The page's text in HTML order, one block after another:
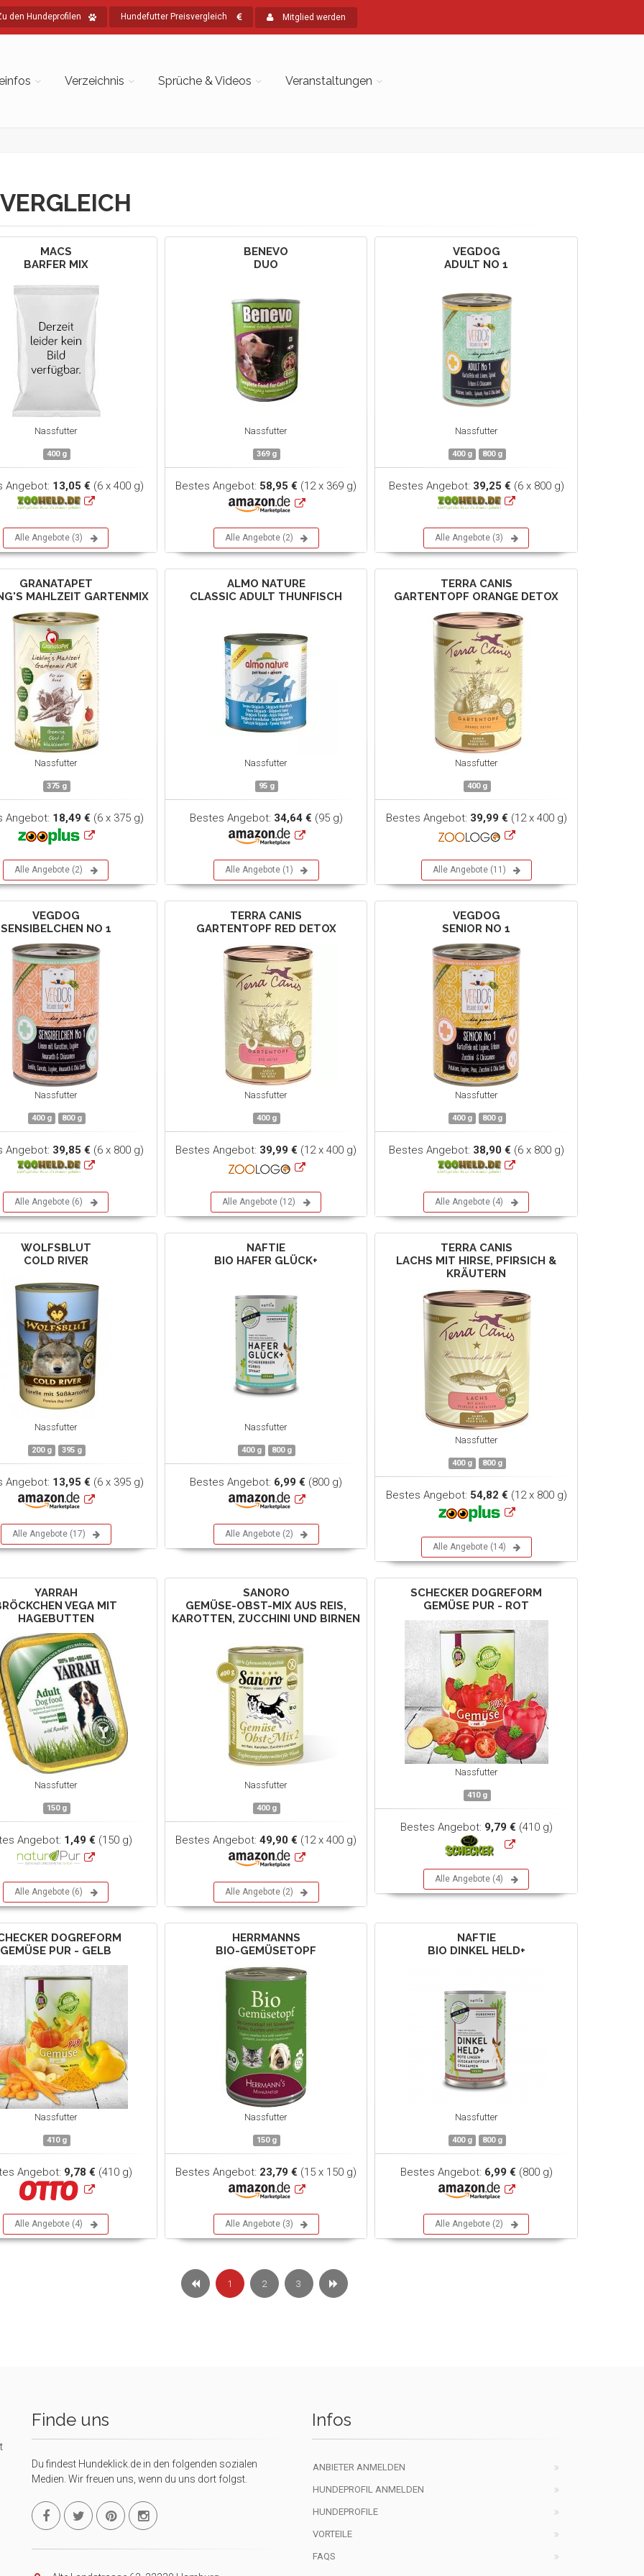
den Hundeprofilen Hundefutter Preisvergleich Mitglied werden
Verzeichnis Sprüche & Videos Veranstaltungen
MACS
BARFER MIX
Nassfutter
400 g
Angebot: 13,05 € (6 x 400 g)
Alle Angebote (3)
BENEVO
DUO
Nassfutter
369 g
Bestes Angebot: 58,95 € (12 x 369 g)
Alle Angebote (2)
VEGDOG
ADULT NO 1
Nassfutter
400 g 800 g
Bestes Angebot: 39,25 € (6 x 800 g)
Alle Angebote (3)
GRANATAPET
MAHLZEIT GARTENMIX
Nassfutter
375 g
Angebot: 18,49 € (6 x 375 g)
Alle Angebote (2)
ALMO NATURE
CLASSIC ADULT THUNFISCH
Nassfutter
95 g
Bestes Angebot: 34,64 € (95 g)
Alle Angebote (1)
TERRA CANIS
GARTENTOPF ORANGE DETOX
Nassfutter
400 g
Bestes Angebot: 39,99 € (12 x 400 g)
Alle Angebote (11)
VEGDOG
SENSIBELCHEN NO 1
Nassfutter
400 g 800 g
Angebot: 39,85 € (6 x 800 g)
Alle Angebote (6)
TERRA CANIS
GARTENTOPF RED DETOX
Nassfutter
400 g
Bestes Angebot: 39,99 € (12 x 400 g)
Alle Angebote (12)
VEGDOG
SENIOR NO 1
Nassfutter
400 g 800 g
Bestes Angebot: 38,90 € (6 x 800 g)
Alle Angebote (4)
WOLFSBLUT
COLD RIVER
Nassfutter
200 g 395 g
Angebot: 13,95 € (6 x 395 g)
Alle Angebote (17)
NAFTIE
BIO HAFER GLÜCK+
Nassfutter
400 g 800 g
Bestes Angebot: 6,99 € (800 g)
Alle Angebote (2)
TERRA CANIS
LACHS MIT HIRSE, PFIRSICH &
KRÄUTERN
Nassfutter
400 g 800 g
Bestes Angebot: 54,82 € (12 x 800 g)
Alle Angebote (14)
YARRAH
VEGA MIT
HAGEBUTTEN
Nassfutter
150 g
Angebot: 1,49 € (150 g)
Alle Angebote (6)
SANORO
GEMÜSE-OBST-MIX AUS REIS,
KAROTTEN, ZUCCHINI UND BIRNEN
Nassfutter
400 g
Bestes Angebot:49,90 € (12 x 400 g)
Alle Angebote (2)
SCHECKER DOGREFORM
GEMÜSE PUR - ROT
Nassfutter
410 g
Bestes Angebot: 9,79 € (410 g)
Alle Angebote (4)
DOGREFORM
GEMÜSE PUR - GELB
Nassfutter
410 g
Angebot: 9,78 € (410 g)
Alle Angebote (4)
HERRMANNS
BIO-GEMÜSETOPF
Nassfutter
150 g
Bestes Angebot: 23,79 € (15 x 150 g)
Alle Angebote (3)
NAFTIE
BIO DINKEL HELD+
Nassfutter
400 g 800 g
Bestes Angebot: 6,99 € (800 g)
Alle Angebote (2)
1 2 3
Finde uns
Du findest Hundeklick.de in den folgenden sozialen
Medien. Wir freuen uns, wenn du uns dort folgst.
Infos
ANBIETER ANMELDEN
HUNDEPROFIL ANMELDEN
HUNDEPROFILE
VORTEILE
FAQS